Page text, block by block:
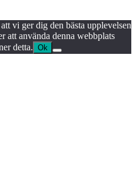
vi ger dig den bästa upplevelsen
att använda denna webbplats
detta. Ok